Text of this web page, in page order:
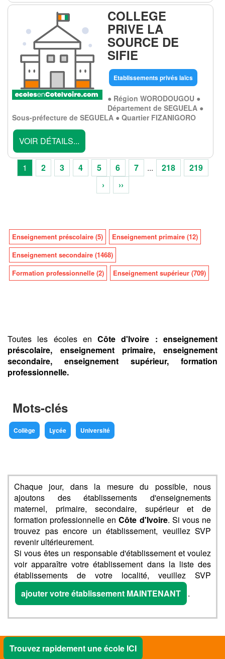
COLLEGE
PRIVE LA
SOURCE DE
SIFIE
Etablissements privés laïcs
● Région WORODOUGOU ●
Département de SEGUELA ●
Sous-préfecture de SEGUELA ● Quartier FIZANIGORO
VOIR DÉTAILS...
1 2 3 4 5 6 7 ... 218
219
›
››
Enseignement préscolaire (5)
Enseignement primaire (12)
Enseignement secondaire (1468)
Formation professionnelle (2)
Enseignement supérieur (709)
Toutes les écoles enCôte d'Ivoire :enseignement
préscolaire, enseignement primaire, enseignement
secondaire, enseignement supérieur, formation
professionnelle.
Mots-clés
Collège Lycée Université
Chaque jour, dans la mesure du possible, nous
ajoutons des établissements d'enseignements
maternel, primaire, secondaire, supérieur et de
formation professionnelle enCôte d'Ivoire. Si vous ne
trouvez pas encore un établissement, veuillez SVP
revenir ultérieurement.
Si vous êtes un responsable d'établissement et voulez
voir apparaître votre établissement dans la liste des
établissements de votre localité, veuillez SVP
ajouter votre établissement MAINTENANT
.
Trouvez rapidement une école ICI